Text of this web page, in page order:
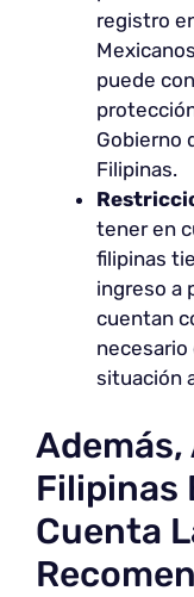
registro
puede
Gobierno
Filipinas.
tener en
filipinas
ingreso a
cuentan
necesario
situación
Además,
Filipinas
Cuenta